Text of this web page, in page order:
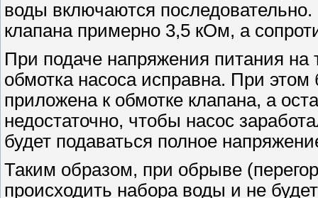
воды включаются
клапана примерно 3,5 кОм, а
При подаче напряжения питания на
обмотка насоса исправна. При
приложена к обмотке клапана, а
недостаточно, чтобы насос
будет подаваться полное
Таким образом, при обрыве
происходить набора воды и не